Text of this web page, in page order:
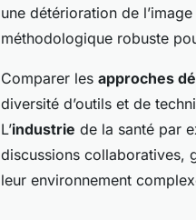
une détérioration de
méthodologique robuste
Comparer les approches
diversité d’outils et de
L’industrie de la santé par
discussions collaboratives,
leur environnement